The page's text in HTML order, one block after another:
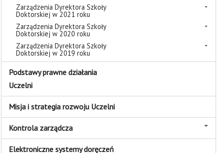
Zarządzenia Dyrektora Szkoły
Doktorskiej w 2021 roku
Zarządzenia Dyrektora Szkoły
Doktorskiej w 2020 roku
Zarządzenia Dyrektora Szkoły
Doktorskiej w 2019 roku
Podstawy prawne działania
Uczelni
Misja i strategia rozwoju Uczelni
Kontrola zarządcza
Elektroniczne systemy doręczeń